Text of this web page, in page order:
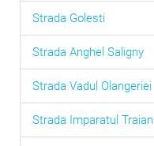
Strada Golesti
Strada Anghel Saligny
Strada Vadul Olangeriei
Strada Imparatul Traian